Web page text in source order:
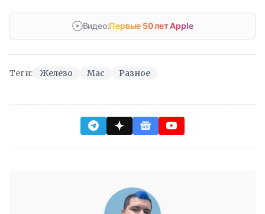
Видео:Первые 50 лет Apple
Теги: Железо Mac Разное